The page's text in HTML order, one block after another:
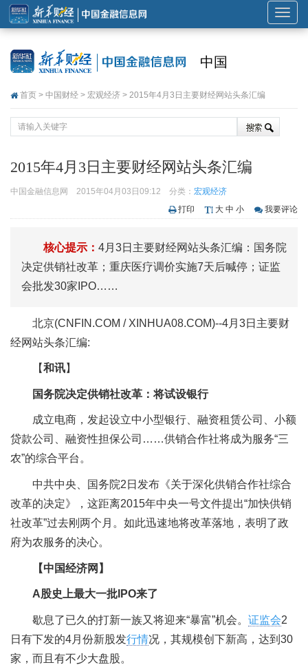
展
开
中国
首页 > 中国财经 > 宏观经济 > 2015年4月3日主要财经网站头条汇编
2015年4月3日主要财经网站头条汇编
中国金融信息网 2015年04月03日09:12 分类： 宏观经济
打印
大 中 小 我要评论
核心提示： 4月3日主要财经网站头条汇编：国务院
决定供销社改革；重庆医疗调价实施7天后喊停；证监
会批发30家IPO……
北京(CNFIN.COM / XINHUA08.COM)--4月3日主要财
经网站头条汇编:
【和讯】
国务院决定供销社改革：将试设银行
成立电商，发起设立中小型银行、融资租赁公司、小额
贷款公司、融资性担保公司……供销合作社将成为服务“三
农”的综合平台。
中共中央、国务院2日发布《关于深化供销合作社综合
改革的决定》，这距离2015年中央一号文件提出“加快供销
社改革”过去刚两个月。如此迅速地将改革落地，表明了政
府为农服务的决心。
【中国经济网】
A股史上最大一批IPO来了
歇息了已久的打新一族又将迎来“暴富”机会。 证监会2
日有下发的4月份新股发行情况，其规模创下新高，达到30
家，而且有不少大盘股。